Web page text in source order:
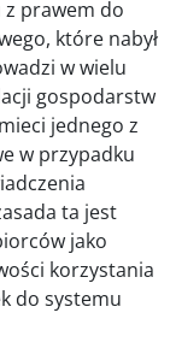
z prawem do
które nabył
w wielu
gospodarstw
jednego z
w przypadku
ta jest
jako
korzystania
do systemu